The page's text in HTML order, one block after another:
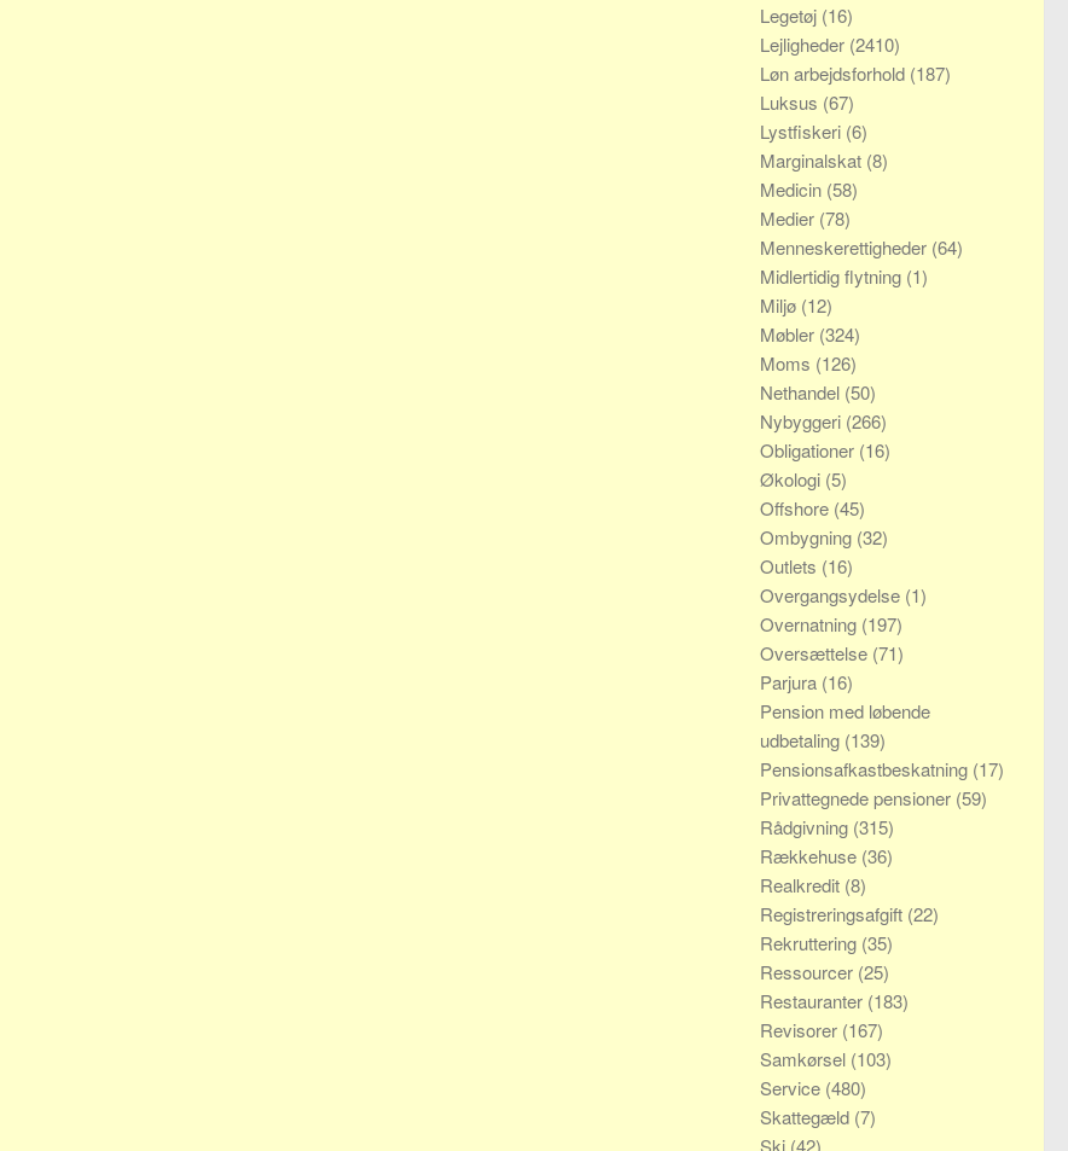
Legetøj (16)
Lejligheder (2410)
Løn arbejdsforhold (187)
Luksus (67)
Lystfiskeri (6)
Marginalskat (8)
Medicin (58)
Medier (78)
Menneskerettigheder (64)
Midlertidig flytning (1)
Miljø (12)
Møbler (324)
Moms (126)
Nethandel (50)
Nybyggeri (266)
Obligationer (16)
Økologi (5)
Offshore (45)
Ombygning (32)
Outlets (16)
Overgangsydelse (1)
Overnatning (197)
Oversættelse (71)
Parjura (16)
Pension med løbende
udbetaling (139)
Pensionsafkastbeskatning (17)
Privattegnede pensioner (59)
Rådgivning (315)
Rækkehuse (36)
Realkredit (8)
Registreringsafgift (22)
Rekruttering (35)
Ressourcer (25)
Restauranter (183)
Revisorer (167)
Samkørsel (103)
Service (480)
Skattegæld (7)
Ski (42)